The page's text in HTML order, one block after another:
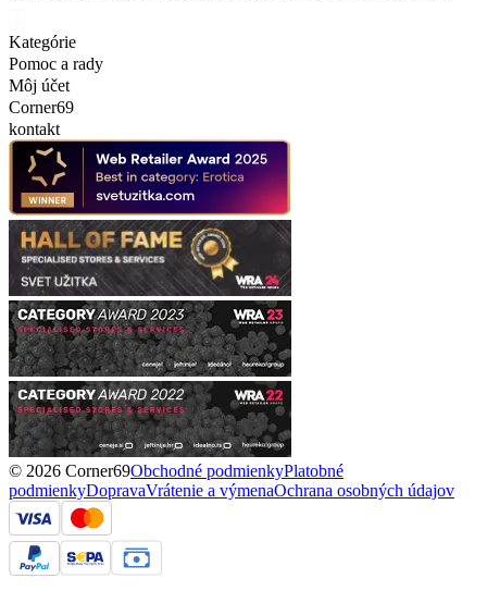
Kategórie
Pomoc a rady
Môj účet
Corner69
kontakt
© 2026 Corner69Obchodné podmienkyPlatobné
podmienkyDopravaVrátenie a výmenaOchrana osobných údajov